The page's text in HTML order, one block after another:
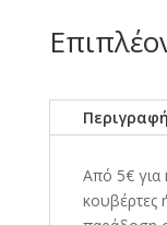
Περιγραφή
Από 5€ για
κουβέρτες